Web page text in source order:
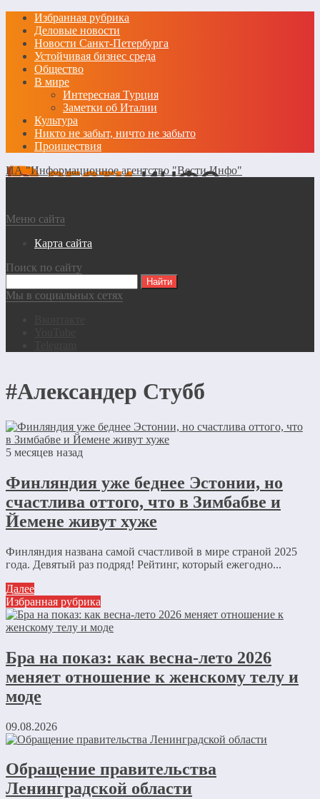
Избранная рубрика
Деловые новости
Новости Санкт-Петербурга
Устойчивая бизнес среда
Общество
В мире
Интересная Турция
Заметки об Италии
Культура
Никто не забыт, ничто не забыто
Проишествия
ИА "Информационное агентство "Вести Инфо"
Меню сайта
Карта сайта
Поиск по сайту
Мы в социальных сетях
#Александер Стубб
5 месяцев назад
Финляндия уже беднее Эстонии, но
счастлива оттого, что в Зимбабве и
Йемене живут хуже
Финляндия названа самой счастливой в мире страной 2025
года. Девятый раз подряд! Рейтинг, который ежегодно...
Далее
Избранная рубрика
Бра на показ: как весна-лето 2026
меняет отношение к женскому телу и
моде
09.08.2026
Обращение правительства
Ленинградской области